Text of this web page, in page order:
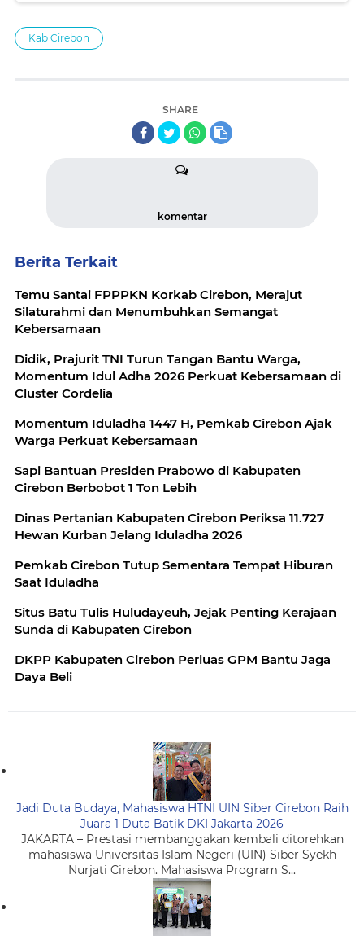
Kab Cirebon
SHARE
komentar
Berita Terkait
Temu Santai FPPPKN Korkab Cirebon, Merajut
Silaturahmi dan Menumbuhkan Semangat
Kebersamaan
Didik, Prajurit TNI Turun Tangan Bantu Warga,
Momentum Idul Adha 2026 Perkuat Kebersamaan di
Cluster Cordelia
Momentum Iduladha 1447 H, Pemkab Cirebon Ajak
Warga Perkuat Kebersamaan
Sapi Bantuan Presiden Prabowo di Kabupaten
Cirebon Berbobot 1 Ton Lebih
Dinas Pertanian Kabupaten Cirebon Periksa 11.727
Hewan Kurban Jelang Iduladha 2026
Pemkab Cirebon Tutup Sementara Tempat Hiburan
Saat Iduladha
Situs Batu Tulis Huludayeuh, Jejak Penting Kerajaan
Sunda di Kabupaten Cirebon
DKPP Kabupaten Cirebon Perluas GPM Bantu Jaga
Daya Beli
Jadi Duta Budaya, Mahasiswa HTNI UIN Siber Cirebon Raih
Juara 1 Duta Batik DKI Jakarta 2026
JAKARTA – Prestasi membanggakan kembali ditorehkan
mahasiswa Universitas Islam Negeri (UIN) Siber Syekh
Nurjati Cirebon. Mahasiswa Program S...